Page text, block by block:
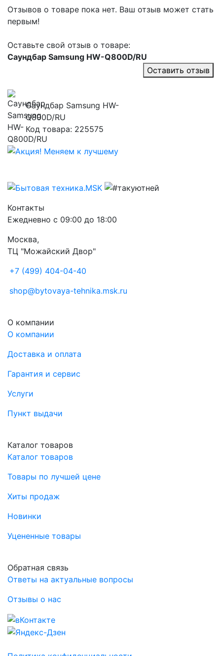
Отзывов о товаре пока нет. Ваш отзыв может стать
первым!
Оставьте свой отзыв о товаре:
Саундбар Samsung HW-Q800D/RU
Оставить отзыв
Саундбар Samsung HW-
Q800D/RU
Код товара: 225575
Контакты
Ежедневно с 09:00 до 18:00
Москва,
ТЦ "Можайский Двор"
+7 (499) 404-04-40
shop@bytovaya-tehnika.msk.ru
О компании
О компании
Доставка и оплата
Гарантия и сервис
Услуги
Пункт выдачи
Каталог товаров
Каталог товаров
Товары по лучшей цене
Хиты продаж
Новинки
Уцененные товары
Обратная связь
Ответы на актуальные вопросы
Отзывы о нас